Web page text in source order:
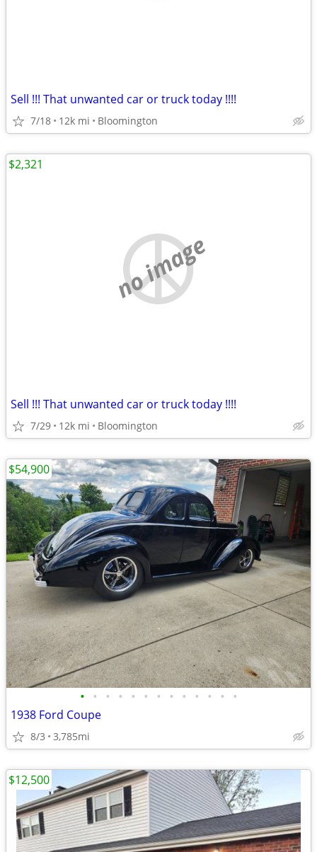
Sell !!! That unwanted car or truck today !!!!
7/18 12k mi Bloomington
no image
Sell !!! That unwanted car or truck today !!!!
7/29 12k mi Bloomington
$2,321
• • • • • • • • • • • • •
1938 Ford Coupe
8/3 3,785mi
$54,900
$12,500